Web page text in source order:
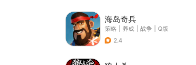
海岛奇兵
策略 养成 战争
Q版
2.4